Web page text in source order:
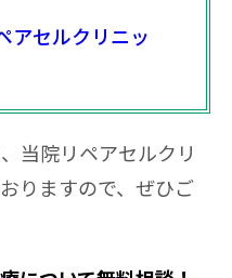
アセルクリニッ
当院リペアセルクリ
りますので、ぜひご